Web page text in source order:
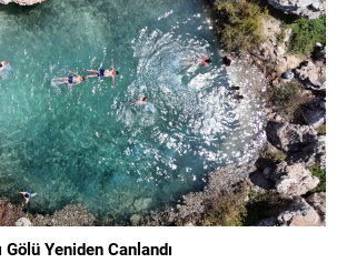
Gölü Yeniden Canlandı